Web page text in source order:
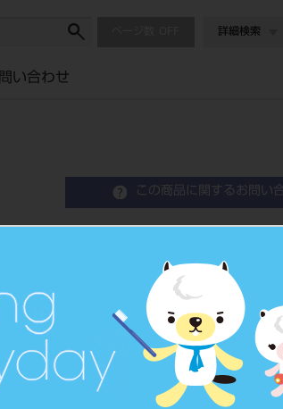
詳細検索
い合わせ
この商品に関するお問い
エンデュラ ポステ
Resin Posterior Teeth
硬質レジン歯
品目コード
JAN/EANコード